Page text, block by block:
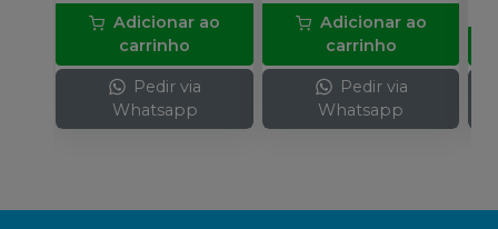
Adicionar ao
carrinho
Pedir via
Whatsapp
Adicionar ao
carrinho
Pedir via
Whatsapp